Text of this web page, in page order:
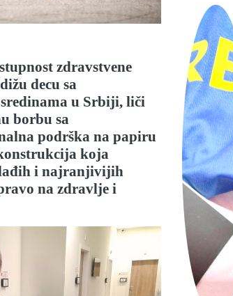
zdravstvene
decu sa
u Srbiji, liči
borbu sa
podrška na papiru
koja
i najranjivijih
na zdravlje i